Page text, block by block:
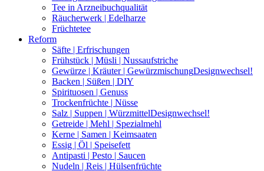
Tee in Arzneibuchqualität
Räucherwerk | Edelharze
Früchtetee
Reform
Säfte | Erfrischungen
Frühstück | Müsli | Nussaufstriche
Gewürze | Kräuter | GewürzmischungDesignwechsel!
Backen | Süßen | DIY
Spirituosen | Genuss
Trockenfrüchte | Nüsse
Salz | Suppen | WürzmittelDesignwechsel!
Getreide | Mehl | Spezialmehl
Kerne | Samen | Keimsaaten
Essig | Öl | Speisefett
Antipasti | Pesto | Saucen
Nudeln | Reis | Hülsenfrüchte